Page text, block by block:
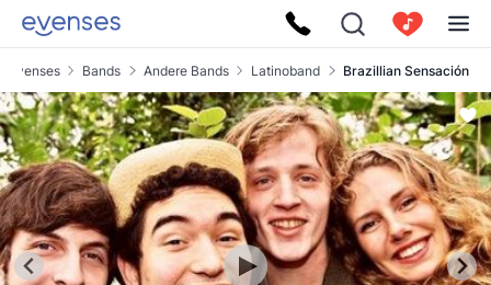
Evenses Bands Andere Bands Latinoband Brazillian Sensación